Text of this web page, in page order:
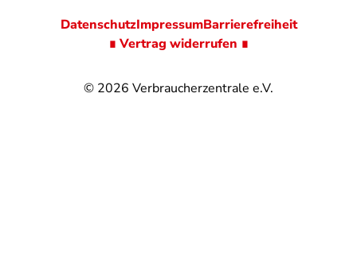
© 2026 Verbraucherzentrale e.V.
DatenschutzImpressumBarrierefreiheit
∎ Vertrag widerrufen ∎